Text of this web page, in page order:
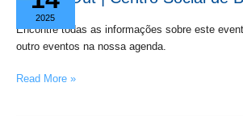
2025
Encontre todas as informações sobre este
outro eventos na nossa agenda.
Centro
Social
Belém.
Read More »